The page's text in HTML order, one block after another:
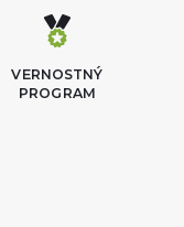
VERNOSTNÝ
PROGRAM